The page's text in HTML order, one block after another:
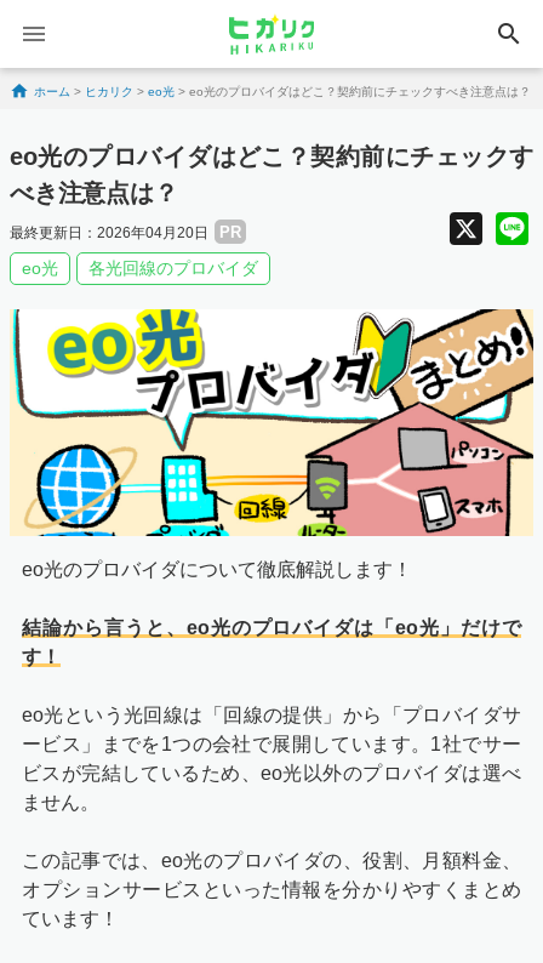
search
Skip to content
ホーム > ヒカリク > eo光 > eo光のプロバイダはどこ？契約前にチェックすべき注意点は？
eo光のプロバイダはどこ？契約前にチェックす
べき注意点は？
最終更新日：2026年04月20日 PR X
eo光 各光回線のプロバイダ
eo光のプロバイダについて徹底解説します！
結論から言うと、eo光のプロバイダは「eo光」だけで
す！
eo光という光回線は「回線の提供」から「プロバイダサ
ービス」までを1つの会社で展開しています。1社でサー
ビスが完結しているため、eo光以外のプロバイダは選べ
ません。
この記事では、eo光のプロバイダの、役割、月額料金、
オプションサービスといった情報を分かりやすくまとめ
ています！